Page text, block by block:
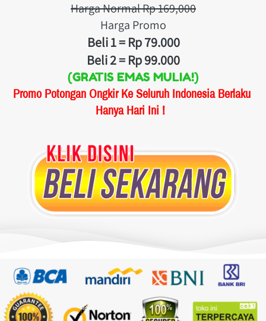
Harga Normal Rp 169,000
Harga Promo
Beli 1 = Rp 79.000
Beli 2 = Rp 99.000
(GRATIS EMAS MULIA!)
Promo Potongan Ongkir Ke Seluruh Indonesia Berlaku
Hanya Hari Ini !